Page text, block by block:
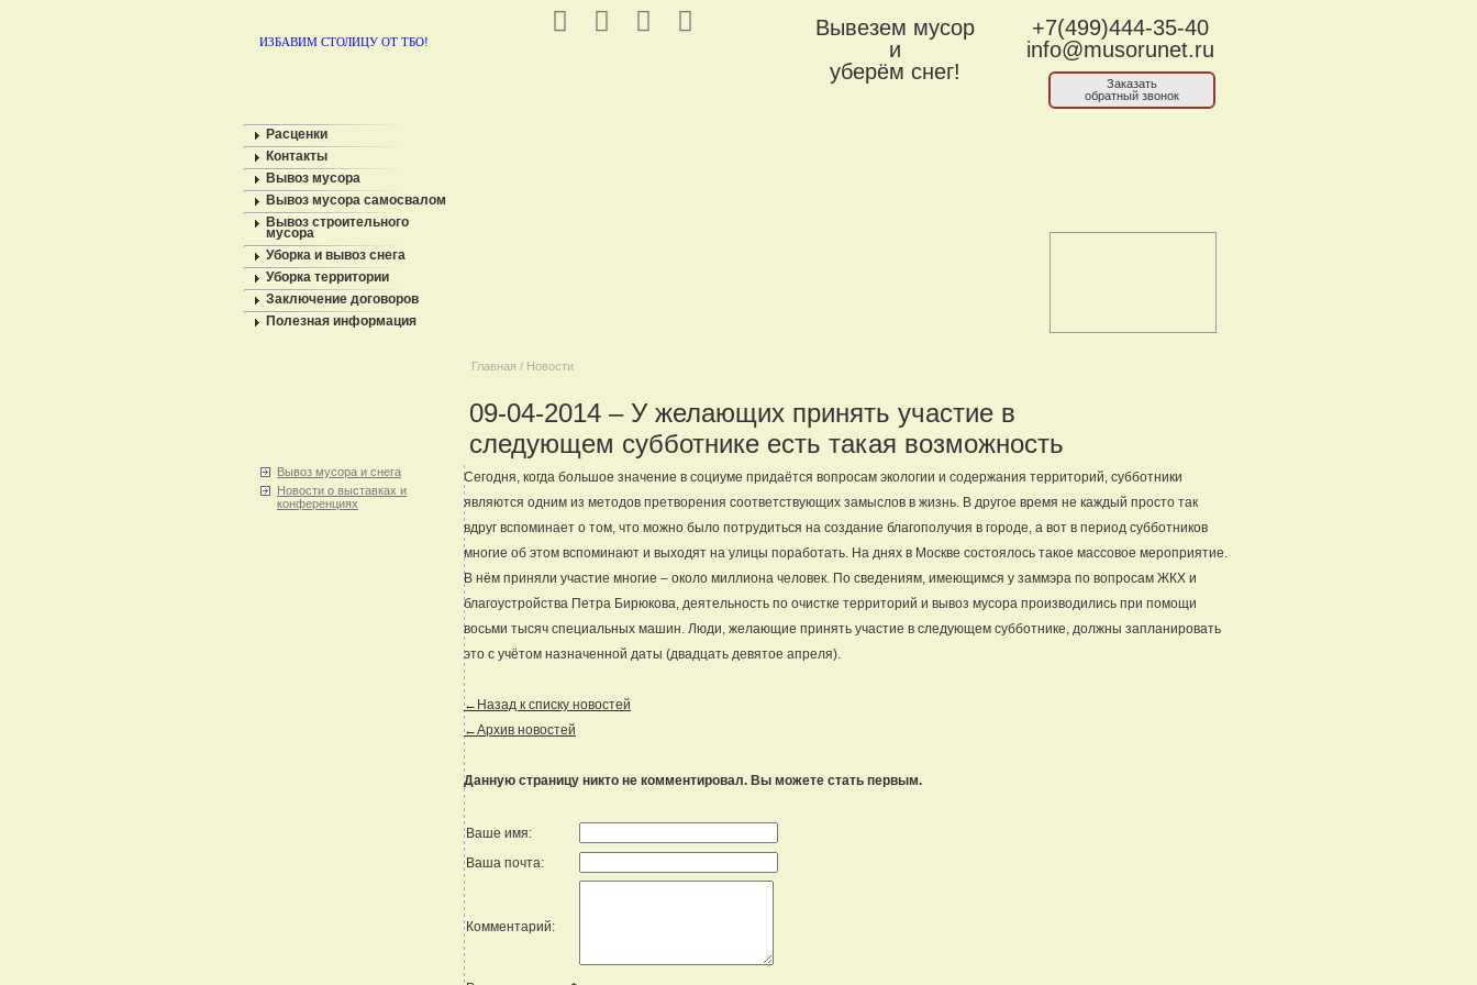
ИЗБАВИМ СТОЛИЦУ ОТ ТБО!
Вывезем мусор
и
уберём снег!
+7(499)444-35-40
info@musorunet.ru
Заказать
обратный звонок
Расценки
Контакты
Вывоз мусора
Вывоз мусора самосвалом
Вывоз строительного
мусора
Уборка и вывоз снега
Уборка территории
Заключение договоров
Полезная информация
Главная / Новости
09-04-2014 – У желающих принять участие в
следующем субботнике есть такая возможность
Вывоз мусора и снега
Новости о выставках и
конференциях
Сегодня, когда большое значение в социуме придаётся вопросам экологии и содержания территорий, субботники
являются одним из методов претворения соответствующих замыслов в жизнь. В другое время не каждый просто так
вдруг вспоминает о том, что можно было потрудиться на создание благополучия в городе, а вот в период субботников
многие об этом вспоминают и выходят на улицы поработать. На днях в Москве состоялось такое массовое мероприятие.
В нём приняли участие многие – около миллиона человек. По сведениям, имеющимся у заммэра по вопросам ЖКХ и
благоустройства Петра Бирюкова, деятельность по очистке территорий и вывоз мусора производились при помощи
восьми тысяч специальных машин. Люди, желающие принять участие в следующем субботнике, должны запланировать
это с учётом назначенной даты (двадцать девятое апреля).
←Назад к списку новостей
←Архив новостей
Данную страницу никто не комментировал. Вы можете стать первым.
Ваше имя:
Ваша почта:
Комментарий: